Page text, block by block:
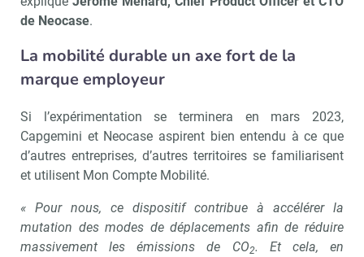
de Neocase.
La mobilité durable un axe fort de la
marque employeur
Si l’expérimentation se terminera en mars 2023,
Capgemini et Neocase aspirent bien entendu à ce que
d’autres entreprises, d’autres territoires se familiarisent
et utilisent Mon Compte Mobilité.
« Pour nous, ce dispositif contribue à accélérer la
mutation des modes de déplacements afin de réduire
massivement les émissions de CO2. Et cela, en